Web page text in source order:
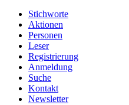
Stichworte
Aktionen
Personen
Leser
Registrierung
Anmeldung
Suche
Kontakt
Newsletter